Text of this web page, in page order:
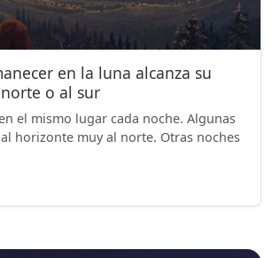
en la luna alcanza su
o al sur
el mismo lugar cada noche. Algunas
horizonte muy al norte. Otras noches